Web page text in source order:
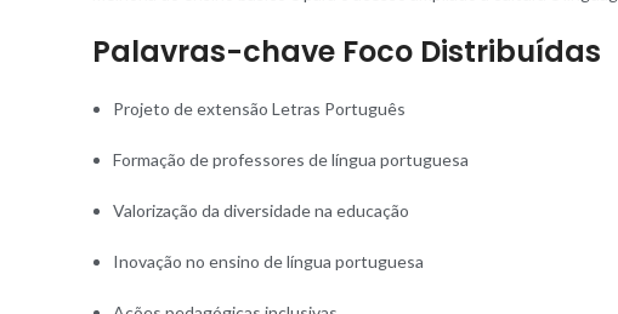
Palavras-chave Foco Distribuídas
Projeto de extensão Letras Português
Formação de professores de língua portuguesa
Valorização da diversidade na educação
Inovação no ensino de língua portuguesa